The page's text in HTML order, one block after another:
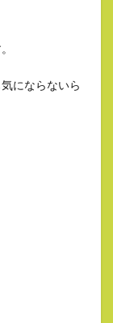
にならないら